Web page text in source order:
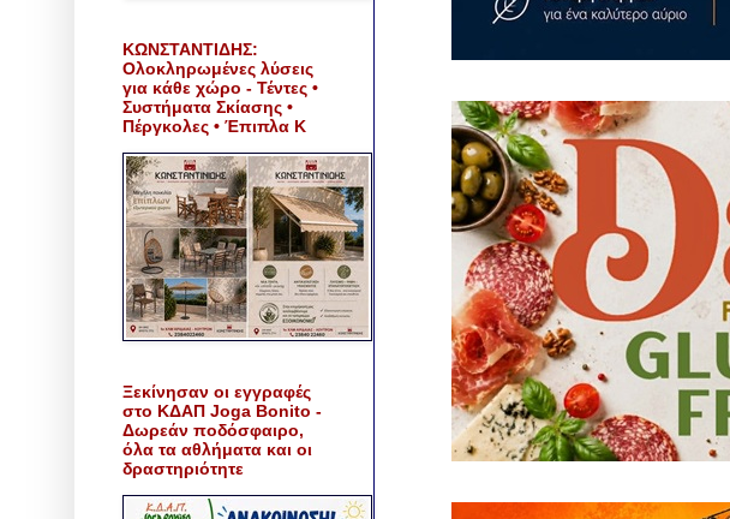
ΚΩΝΣΤΑΝΤΙΔΗΣ:
Ολοκληρωμένες λύσεις
για κάθε χώρο - Τέντες •
Συστήματα Σκίασης •
Πέργκολες • Έπιπλα Κ
Ξεκίνησαν οι εγγραφές
στο ΚΔΑΠ Joga Bonito -
Δωρεάν ποδόσφαιρο,
όλα τα αθλήματα και οι
δραστηριότητε